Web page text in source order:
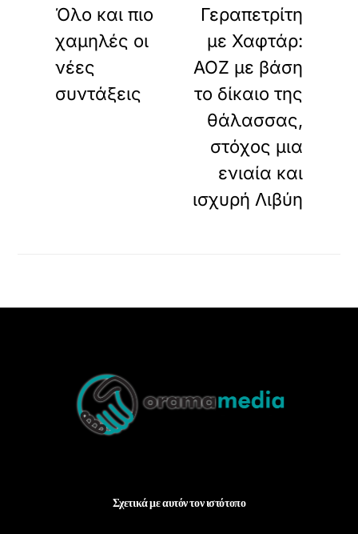
Όλο και πιο
χαμηλές οι
νέες
συντάξεις
Γεραπετρίτη
με Χαφτάρ:
ΑΟΖ με βάση
το δίκαιο της
θάλασσας,
στόχος μια
ενιαία και
ισχυρή Λιβύη
Top
Σχετικά με αυτόν τον ιστότοπο